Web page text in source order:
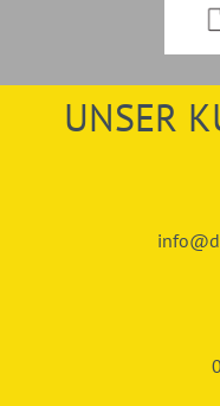
UNSER